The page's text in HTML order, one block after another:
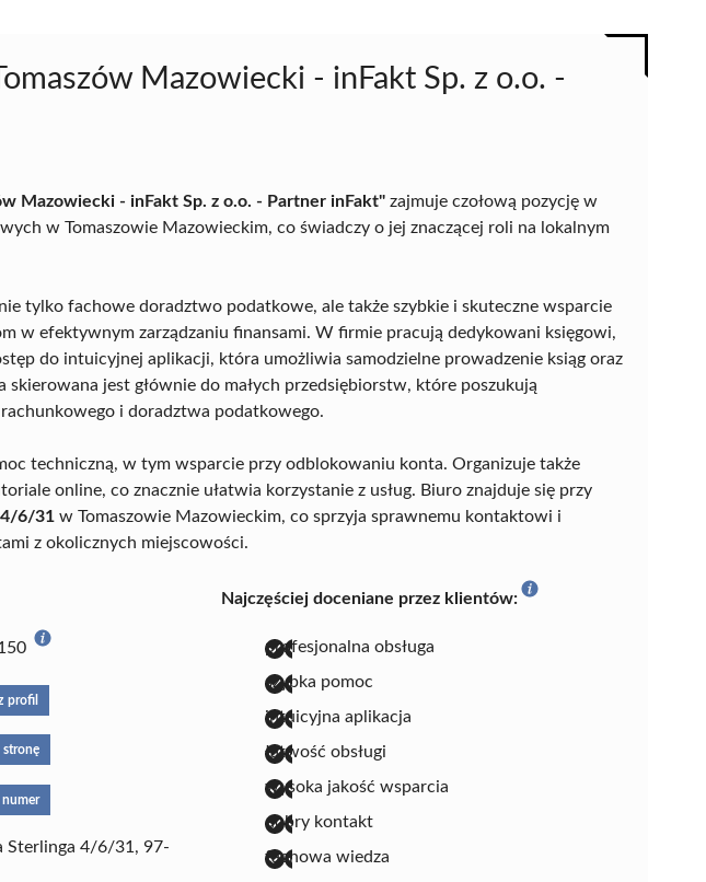
Mazowiecki - inFakt Sp. z o.o. -
Mazowiecki - inFakt Sp. z o.o. - Partner inFakt" zajmuje czołową pozycję w
w Tomaszowie Mazowieckim, co świadczy o jej znaczącej roli na lokalnym
tylko fachowe doradztwo podatkowe, ale także szybkie i skuteczne wsparcie
w efektywnym zarządzaniu finansami. W firmie pracują dedykowani księgowi,
do intuicyjnej aplikacji, która umożliwia samodzielne prowadzenie ksiąg oraz
jest głównie do małych przedsiębiorstw, które poszukują
i doradztwa podatkowego.
techniczną, w tym wsparcie przy odblokowaniu konta. Organizuje także
online, co znacznie ułatwia korzystanie z usług. Biuro znajduje się przy
4/6/31 w Tomaszowie Mazowieckim, co sprzyja sprawnemu kontaktowi i
z okolicznych miejscowości.
profil
stronę
numer
Sterlinga 4/6/31, 97-
Najczęściej doceniane przez klientów:
profesjonalna obsługa
szybka pomoc
intuicyjna aplikacja
łatwość obsługi
wysoka jakość wsparcia
dobry kontakt
fachowa wiedza